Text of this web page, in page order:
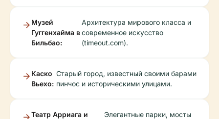
Музей
Гуггенхайма в
Бильбао:
Архитектура мирового класса и
современное искусство
(timeout.com).
Каско
Вьехо:
Старый город, известный своими барами
пинчос и историческими улицами.
Театр Арриага и
Элегантные парки, мосты